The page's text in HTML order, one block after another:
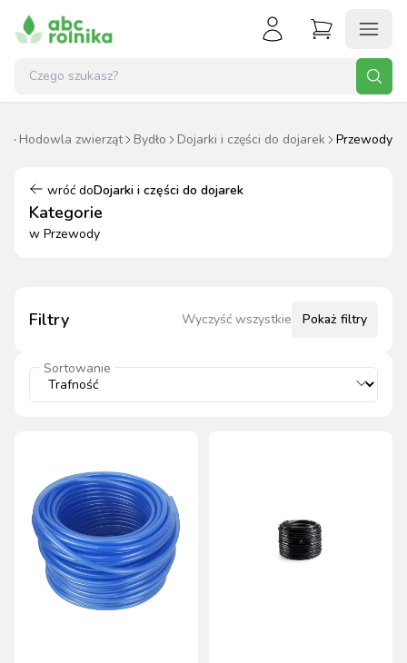
Hodowla zwierząt Bydło Dojarki i części do dojarek Przewody
wróć doDojarki i części do dojarek
Kategorie
w Przewody
Filtry Wyczyść wszystkie Pokaż filtry
Sortowanie